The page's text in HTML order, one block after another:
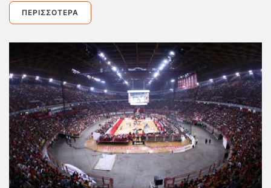
ΠΕΡΙΣΣΌΤΕΡΑ